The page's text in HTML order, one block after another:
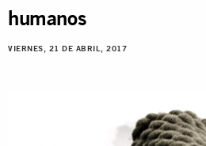
humanos
VIERNES, 21 DE ABRIL, 2017